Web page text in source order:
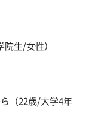
院生/女性）
（22歳/大学4年